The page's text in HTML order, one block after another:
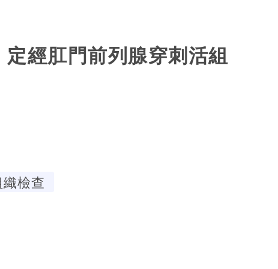
經肛門前列腺穿刺活組
檢查